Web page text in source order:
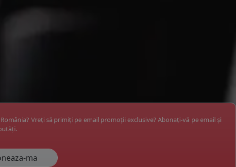
Vreți să primiți pe email promoții exclusive? Abonați-vă pe email și